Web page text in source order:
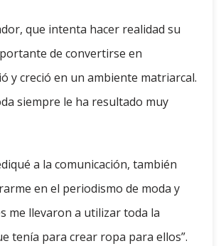
que intenta hacer realidad su
de convertirse en
y creció en un ambiente matriarcal.
siempre le ha resultado muy
a la comunicación, también
en el periodismo de moda y
me llevaron a utilizar toda la
tenía para crear ropa para ellos”.